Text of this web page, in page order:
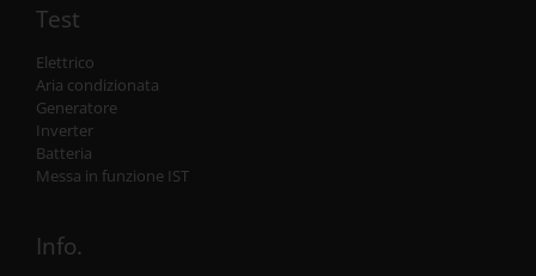
Test
Elettrico
Aria condizionata
Generatore
Inverter
Batteria
Messa in funzione IST
Info.